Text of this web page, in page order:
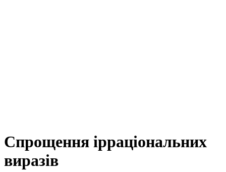
Спрощення ірраціональних
виразів